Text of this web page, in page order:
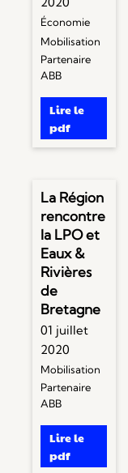
Économie
Mobilisation
Partenaire
ABB
Lire le
pdf
La Région
rencontre
la LPO et
Eaux &
Rivières
de
Bretagne
01 juillet
2020
Mobilisation
Partenaire
ABB
Lire le
pdf